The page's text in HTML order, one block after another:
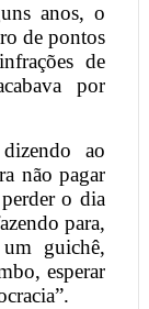
anos, o
de pontos
de
por
ao
não pagar
o dia
para,
guichê,
esperar